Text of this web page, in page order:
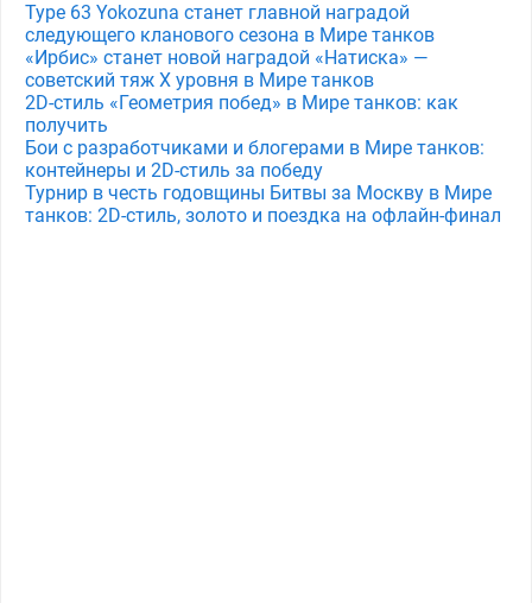
Type 63 Yokozuna станет главной наградой
следующего кланового сезона в Мире танков
«Ирбис» станет новой наградой «Натиска» —
советский тяж X уровня в Мире танков
2D-стиль «Геометрия побед» в Мире танков: как
получить
Бои с разработчиками и блогерами в Мире танков:
контейнеры и 2D-стиль за победу
Турнир в честь годовщины Битвы за Москву в Мире
танков: 2D-стиль, золото и поездка на офлайн-финал